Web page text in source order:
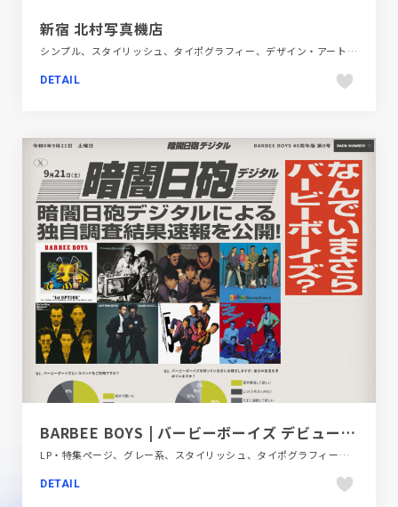
新宿 北村写真機店
シンプル、スタイリッシュ、タイポグラフィー、デザイン・アート・音楽・文芸、フラットデザイン、ブラック系 、ホワイト系、大きめ写真、施設・店舗サイト
DETAIL
BARBEE BOYS | バービーボーイズ デビュー40周年特設サイト
LP・特集ページ、グレー系、スタイリッシュ、タイポグラフィー、デザイン・アート・音楽・文芸、ポップ
DETAIL